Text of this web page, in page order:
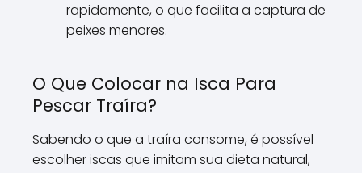
rapidamente, o que facilita a captura de
peixes menores.
O Que Colocar na Isca Para
Pescar Traíra?
Sabendo o que a traíra consome, é possível
escolher iscas que imitam sua dieta natural,